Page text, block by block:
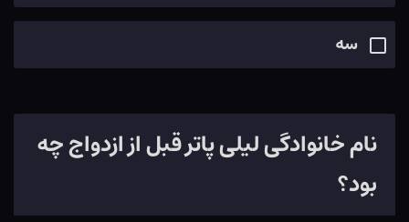
سه
نام خانوادگی لیلی پاتر قبل از ازدواج چه
بود؟